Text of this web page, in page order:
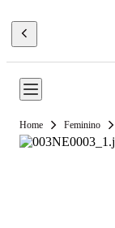
Feminino